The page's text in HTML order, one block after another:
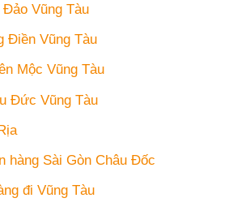
Vũng Tàu
Điền Vũng Tàu
Mộc Vũng Tàu
Đức Vũng Tàu
hàng Sài Gòn Châu Đốc
đi Vũng Tàu